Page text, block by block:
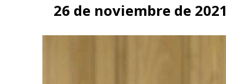
26 de noviembre de 2021